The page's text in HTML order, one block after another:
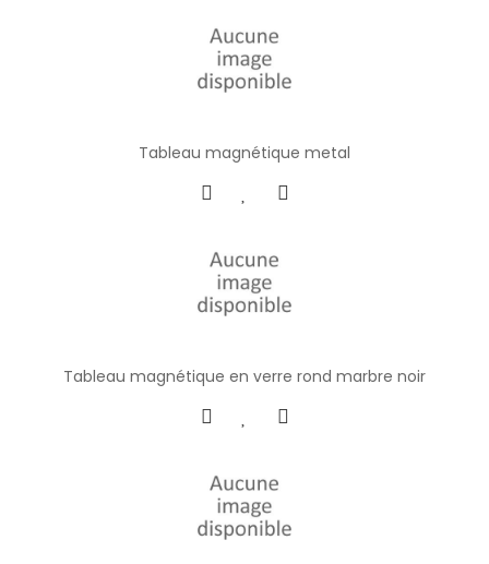
Tableau magnétique metal
Tableau magnétique en verre rond marbre noir